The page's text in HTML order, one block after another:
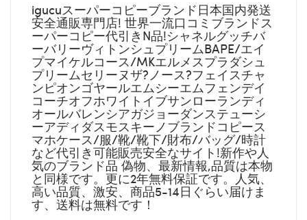
igucuスーパーコピーブランド日本国内発送
安全通販専門店! 世界一流口コミブランドス
ーパーコピー代引きN品!シャネルグッチバ
ーバリーヴィトンシュプリームBAPE/エイ
プマイケルコース/MKエルメスプラダシュ
プリームセリーヌザ?ノース?フェイスチャ
ンピオンゴヤールエムシーエムフェンデイ
コーチオフホワイトイブサンローランディ
オールバレンシアガジョーダンステューシ
ーアディダスモスキーノブランドコピース
マホケース/服/靴/靴下/財布/バッグ/時計
など代引き可能販売安全なサイト!新作や人
気のブランド品 偽物、最新情報,品質は本物
と同様です。更に2年無料保証です。人気、
高い品質、激安、商品5-14日ぐらい届けま
す、送料は無料です！